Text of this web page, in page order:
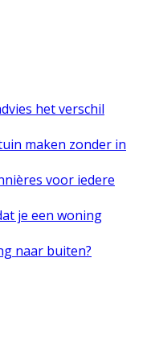
het verschil
maken zonder in
voor iedere
je een woning
naar buiten?